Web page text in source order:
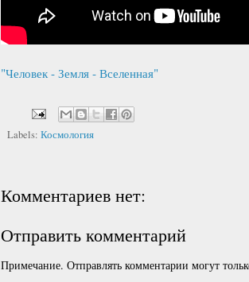
"Человек - Земля - Вселенная"
Labels: Космология
Комментариев нет:
Отправить комментарий
Примечание. Отправлять комментарии могут